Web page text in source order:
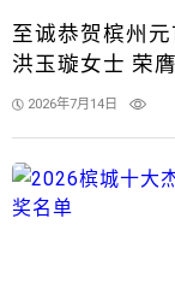
至诚恭贺槟州
洪玉璇女士 荣
2026年7月14日